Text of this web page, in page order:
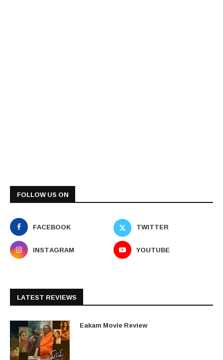
FOLLOW US ON
FACEBOOK
TWITTER
INSTAGRAM
YOUTUBE
LATEST REVIEWS
Eakam Movie Review